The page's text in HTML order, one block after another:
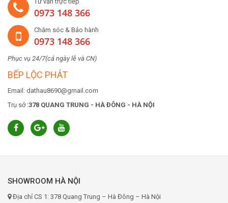
0973 148 366
Chăm sóc & Bảo hành
0973 148 366
Phục vụ 24/7(cả ngày lễ và CN)
BẾP LỘC PHÁT
Email: dathau8690@gmail.com
Trụ sở :378 QUANG TRUNG - HÀ ĐÔNG - HÀ NỘI
SHOWROOM HÀ NỘI
Địa chỉ CS 1: 378 Quang Trung – Hà Đông – Hà Nội